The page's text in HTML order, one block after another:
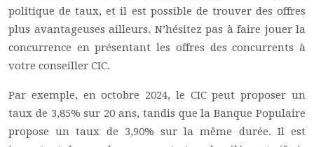
politique de taux, et il est possible de trouver des offres
plus avantageuses ailleurs. N’hésitez pas à faire jouer la
concurrence en présentant les offres des concurrents à
votre conseiller CIC.
Par exemple, en octobre 2024, le CIC peut proposer un
taux de 3,85% sur 20 ans, tandis que la Banque Populaire
propose un taux de 3,90% sur la même durée. Il est